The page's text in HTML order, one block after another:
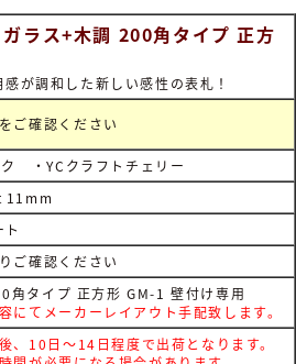
ガラス+木調 200角タイプ 正方
が調和した新しい感性の表札！
ご確認ください
ク ・YCクラフトチェリー
ご確認ください
タイプ 正方形 GM-1 壁付け専用
にてメーカーレイアウト手配致します。
、10日～14日程度で出荷となります。